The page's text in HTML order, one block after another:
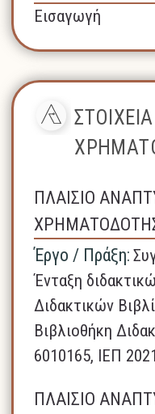
Εισαγωγή
ΣΤΟΙΧΕΙΑ
ΠΛΑΙΣΙΟ
Έργο / Πράξη:
Ένταξη
Διδακτικών
Βιβλιοθήκη
6010165, ΙΕΠ
ΠΛΑΙΣΙΟ